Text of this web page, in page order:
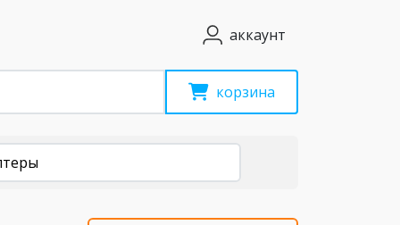
аккаунт
корзина